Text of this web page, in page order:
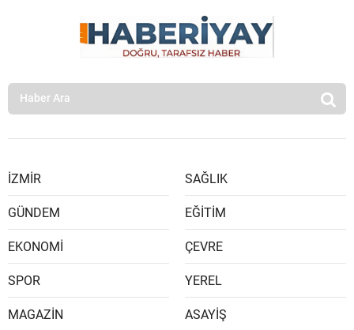
İZMİR
GÜNDEM
EKONOMİ
SPOR
MAGAZİN
SAĞLIK
EĞİTİM
ÇEVRE
YEREL
ASAYİŞ